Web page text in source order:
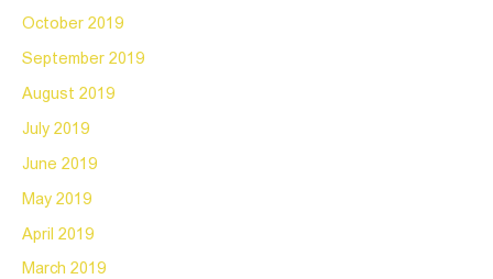
October 2019
September 2019
August 2019
July 2019
June 2019
May 2019
April 2019
March 2019